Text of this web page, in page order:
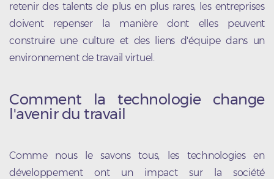
retenir des talents de plus en plus rares, les entreprises
doivent repenser la manière dont elles peuvent
construire une culture et des liens d'équipe dans un
environnement de travail virtuel.
Comment la technologie change
l'avenir du travail
Comme nous le savons tous, les technologies en
développement ont un impact sur la société